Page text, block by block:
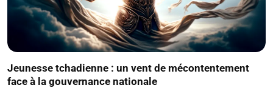
Jeunesse tchadienne : un vent de mécontentement
face à la gouvernance nationale